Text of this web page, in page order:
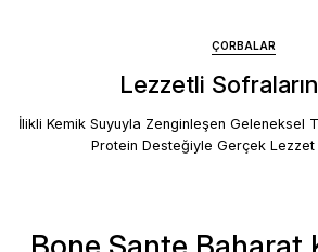
Kaş & Kirpik Bakım Serumu
İlik Yağlı Kolajen Sabun
Kolajen Şampuan & Bakım
ÇORBALAR
Lezzetli Sofraların
İlikli Kemik Suyuyla Zenginleşen Geleneksel
Protein Desteğiyle Gerçek Lezzet